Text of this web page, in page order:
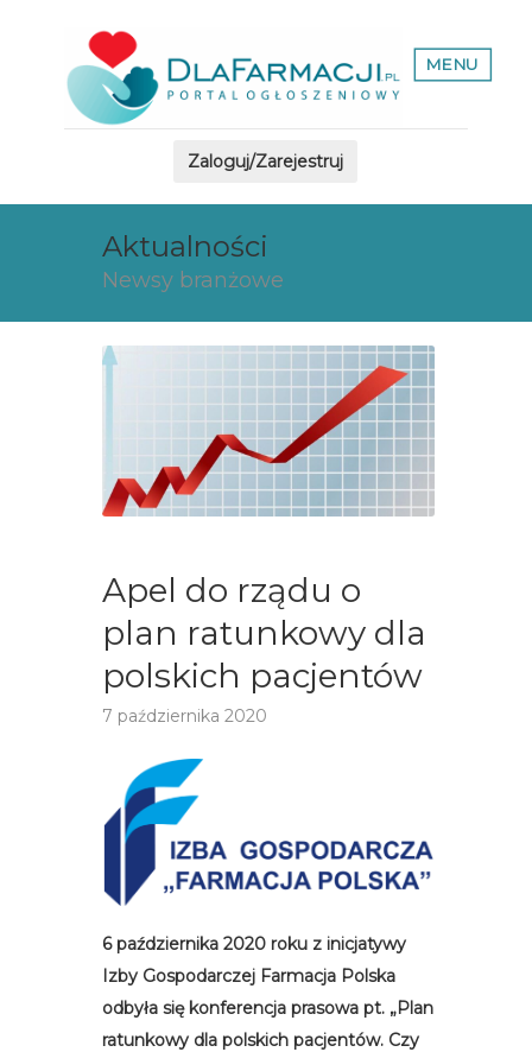
MENU
Zaloguj/Zarejestruj
Aktualności
Newsy branżowe
Apel do rządu o
plan ratunkowy dla
polskich pacjentów
7 października 2020
6 października 2020 roku z inicjatywy
Izby Gospodarczej Farmacja Polska
odbyła się konferencja prasowa pt. „Plan
ratunkowy dla polskich pacjentów. Czy